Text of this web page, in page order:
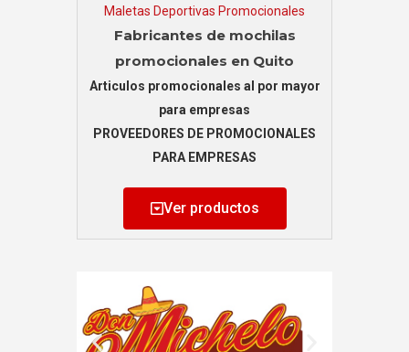
Maletas Deportivas Promocionales
Fabricantes de mochilas
promocionales en Quito
Articulos promocionales al por mayor
para empresas
PROVEEDORES DE PROMOCIONALES
PARA EMPRESAS
Ver productos